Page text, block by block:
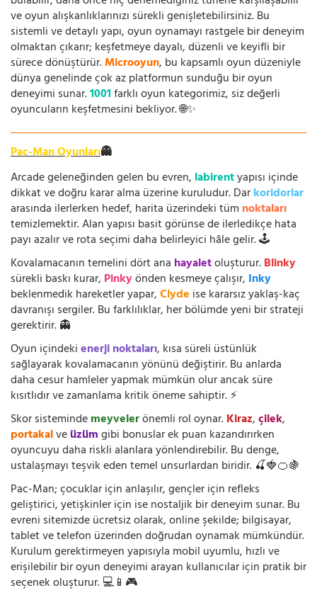
ve oyun alışkanlıklarınızı sürekli genişletebilirsiniz. Bu
sistemli ve detaylı yapı, oyun oynamayı rastgele bir deneyim
olmaktan çıkarır; keşfetmeye dayalı, düzenli ve keyifli bir
sürece dönüştürür.Microoyun, bu kapsamlı oyun düzeniyle
dünya genelinde çok az platformun sunduğu bir oyun
deneyimi sunar.1001farklı oyun kategorimiz, siz değerli
oyuncuların keşfetmesini bekliyor. 🌐✨
Pac-Man Oyunları👻
Arcade geleneğinden gelen bu evren, labirentyapısı içinde
dikkat ve doğru karar alma üzerine kuruludur. Darkoridorlar
arasında ilerlerken hedef, harita üzerindeki tüm noktaları
temizlemektir. Alan yapısı basit görünse de ilerledikçe hata
payı azalır ve rota seçimi daha belirleyici hâle gelir. 🕹️
Kovalamacanın temelini dört ana hayaletoluşturur.Blinky
sürekli baskı kurar, Pinkyönden kesmeye çalışır, Inky
beklenmedik hareketler yapar,Clyde ise kararsız yaklaş-kaç
davranışı sergiler. Bu farklılıklar, her bölümde yeni bir strateji
gerektirir. 👻
Oyun içindekienerji noktaları, kısa süreli üstünlük
sağlayarak kovalamacanın yönünü değiştirir. Bu anlarda
daha cesur hamleler yapmak mümkün olur ancak süre
kısıtlıdır ve zamanlama kritik öneme sahiptir. ⚡
Skor sistemindemeyvelerönemli rol oynar.Kiraz,çilek,
portakalveüzümgibi bonuslar ek puan kazandırırken
oyuncuyu daha riskli alanlara yönlendirebilir. Bu denge,
ustalaşmayı teşvik eden temel unsurlardan biridir. 🍒🍓🍊🍇
Pac-Man; çocuklar için anlaşılır, gençler için refleks
geliştirici, yetişkinler için ise nostaljik bir deneyim sunar. Bu
evreni sitemizde ücretsiz olarak, online şekilde; bilgisayar,
tablet ve telefon üzerinden doğrudan oynamak mümkündür.
Kurulum gerektirmeyen yapısıyla mobil uyumlu, hızlı ve
erişilebilir bir oyun deneyimi arayan kullanıcılar için pratik bir
seçenek oluşturur. 💻📱🎮